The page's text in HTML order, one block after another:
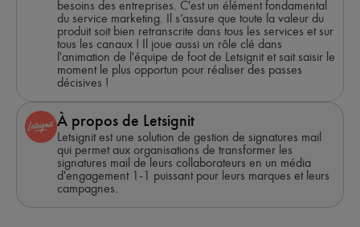
besoins des entreprises. C'est un élément fondamental
du service marketing. Il s’assure que toute la valeur du
produit soit bien retranscrite dans tous les services et sur
tous les canaux ! Il joue aussi un rôle clé dans
l'animation de l'équipe de foot de Letsignit et sait saisir le
moment le plus opportun pour réaliser des passes
décisives !
À propos de Letsignit
Letsignit est une solution de gestion de signatures mail
qui permet aux organisations de transformer les
signatures mail de leurs collaborateurs en un média
d'engagement 1-1 puissant pour leurs marques et leurs
campagnes.